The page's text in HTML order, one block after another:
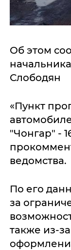
Об этом
Слободян
«Пункт
"Чонгар" -
ведомства.
По его
за
также из-